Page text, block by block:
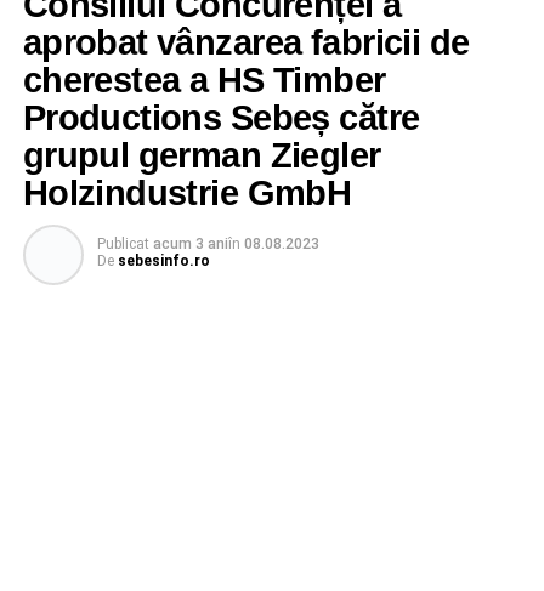
aprobat vânzarea fabricii de
cherestea a HS Timber
Productions Sebeș către
grupul german Ziegler
Holzindustrie GmbH
Publicat acum 3 aniîn 08.08.2023
De sebesinfo.ro